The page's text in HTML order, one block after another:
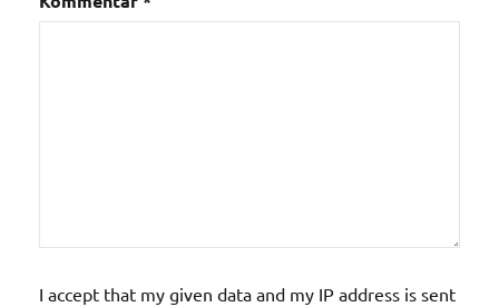
I accept that my given data and my IP address is sent